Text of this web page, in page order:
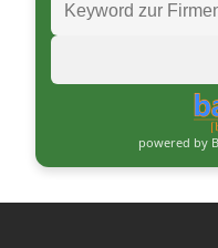
powered by